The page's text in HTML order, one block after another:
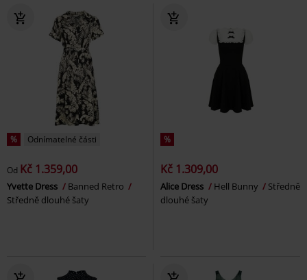
% Odnímatelné části
Od Kč 1.359,00
Yvette Dress
Banned Retro
Středně dlouhé šaty
%
Kč 1.309,00
Alice Dress Hell Bunny
Středně
dlouhé šaty